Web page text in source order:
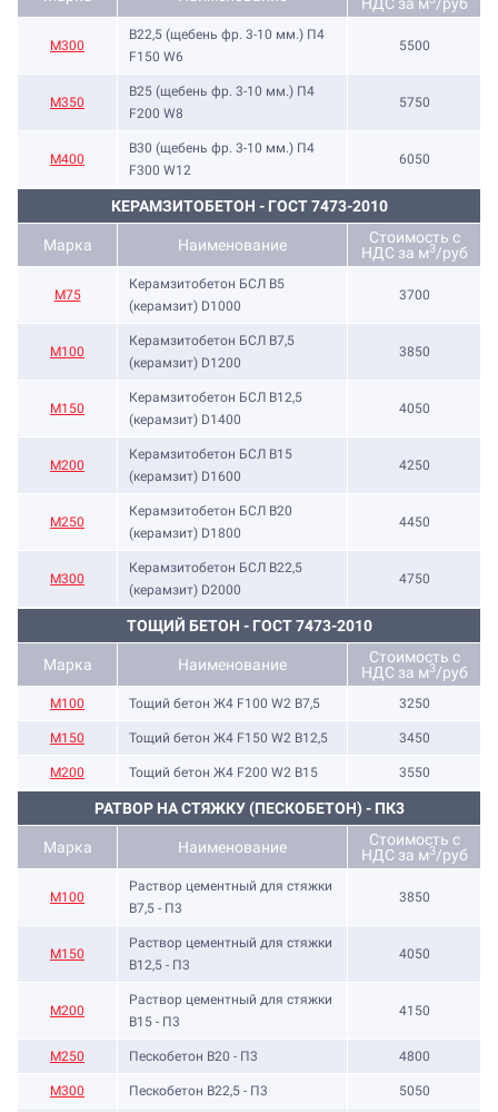
М300
B22,5 (щебень фр. 3-10 мм.) П4
F150 W6
5500
М350
B25 (щебень фр. 3-10 мм.) П4
F200 W8
5750
М400
B30 (щебень фр. 3-10 мм.) П4
F300 W12
6050
КЕРАМЗИТОБЕТОН - ГОСТ 7473-2010
Марка Наименование
Стоимость с
НДС за м3/руб
М75
Керамзитобетон БСЛ В5
(керамзит) D1000
3700
М100
Керамзитобетон БСЛ В7,5
(керамзит) D1200
3850
М150
Керамзитобетон БСЛ В12,5
(керамзит) D1400
4050
М200
Керамзитобетон БСЛ В15
(керамзит) D1600
4250
М250
Керамзитобетон БСЛ В20
(керамзит) D1800
4450
М300
Керамзитобетон БСЛ В22,5
(керамзит) D2000
4750
ТОЩИЙ БЕТОН - ГОСТ 7473-2010
Марка Наименование
Стоимость с
НДС за м3/руб
М100 Тощий бетон Ж4 F100 W2 В7,5 3250
М150 Тощий бетон Ж4 F150 W2 В12,5 3450
М200 Тощий бетон Ж4 F200 W2 В15 3550
РАТВОР НА СТЯЖКУ (ПЕСКОБЕТОН) - ПК3
Марка Наименование
Стоимость с
НДС за м3/руб
М100
Раствор цементный для стяжки
В7,5 - П3
3850
М150
Раствор цементный для стяжки
В12,5 - П3
4050
М200
Раствор цементный для стяжки
В15 - П3
4150
М250 Пескобетон В20 - П3 4800
М300 Пескобетон В22,5 - П3 5050